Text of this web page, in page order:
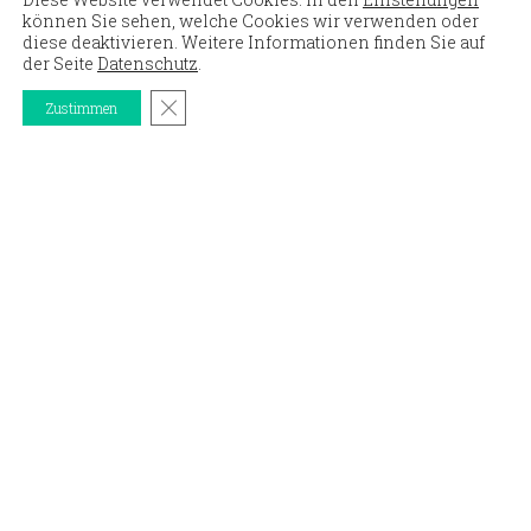
können Sie sehen, welche Cookies wir verwenden oder
diese deaktivieren. Weitere Informationen finden Sie auf
der Seite Datenschutz.
Zustimmen GDPR Cookie-Banner schließen